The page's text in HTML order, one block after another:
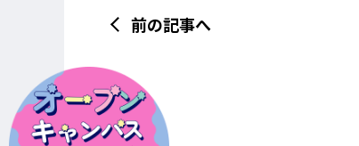
前の記事へ